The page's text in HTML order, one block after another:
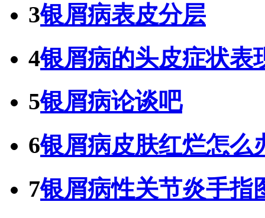
3银屑病表皮分层
4银屑病的头皮症状表
5银屑病论谈吧
6银屑病皮肤红烂怎么
7银屑病性关节炎手指